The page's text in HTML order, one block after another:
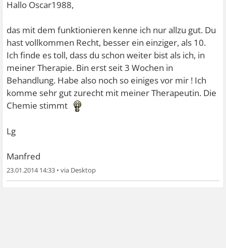
Hallo Oscar1988,
das mit dem funktionieren kenne ich nur allzu gut. Du
hast vollkommen Recht, besser ein einziger, als 10.
Ich finde es toll, dass du schon weiter bist als ich, in
meiner Therapie. Bin erst seit 3 Wochen in
Behandlung. Habe also noch so einiges vor mir ! Ich
komme sehr gut zurecht mit meiner Therapeutin. Die
Chemie stimmt
Lg
Manfred
23.01.2014 14:33 •